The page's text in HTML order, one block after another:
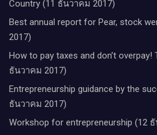
Country (11 ธันวาคม 2017)
Best annual report for Pear, stock
2017)
How to pay taxes and don’t overpay!
ธันวาคม 2017)
Entrepreneurship guidance by the
ธันวาคม 2017)
Workshop for entrepreneurship (12